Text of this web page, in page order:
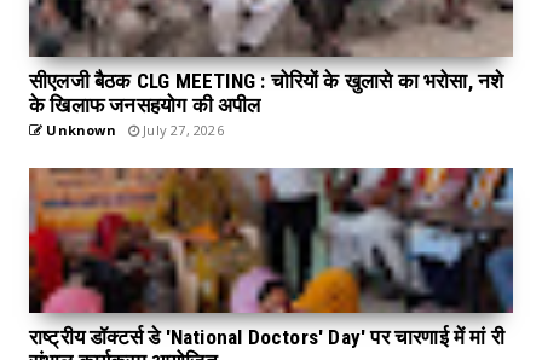
सीएलजी बैठक CLG MEETING : चोरियों के खुलासे का भरोसा, नशे
के खिलाफ जनसहयोग की अपील
Unknown July 27, 2026
राष्ट्रीय डॉक्टर्स डे 'National Doctors' Day' पर चारणाई में मां री